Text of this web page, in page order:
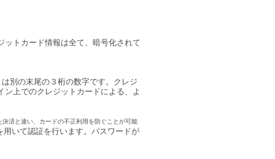
ットカード情報は全て、暗号化されて
別の末尾の３桁の数字です。クレジ
上でのクレジットカードによる、よ
済と違い、カードの不正利用を防ぐことが可能
いて認証を行います。パスワードが